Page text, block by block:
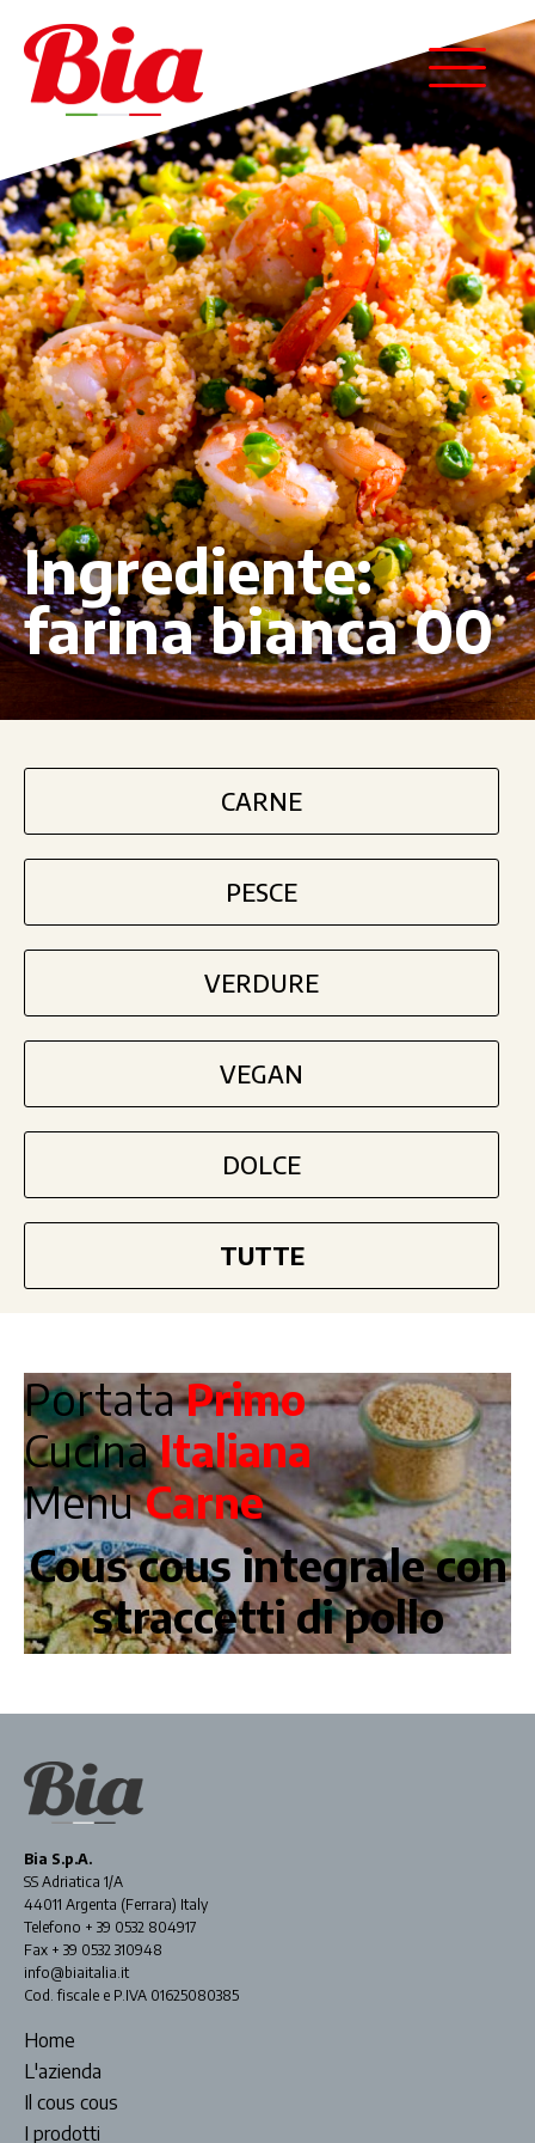
Ingrediente:
farina bianca 00
CARNE
PESCE
VERDURE
VEGAN
DOLCE
TUTTE
PortataPrimo
CucinaItaliana
MenuCarne
Cous cous integrale con
straccetti di pollo
Bia S.p.A.
SS Adriatica 1/A
44011 Argenta (Ferrara) Italy
Telefono + 39 0532 804917
Fax + 39 0532 310948
info@biaitalia.it
Cod. fiscale e P.IVA 01625080385
Home
L'azienda
Il cous cous
I prodotti